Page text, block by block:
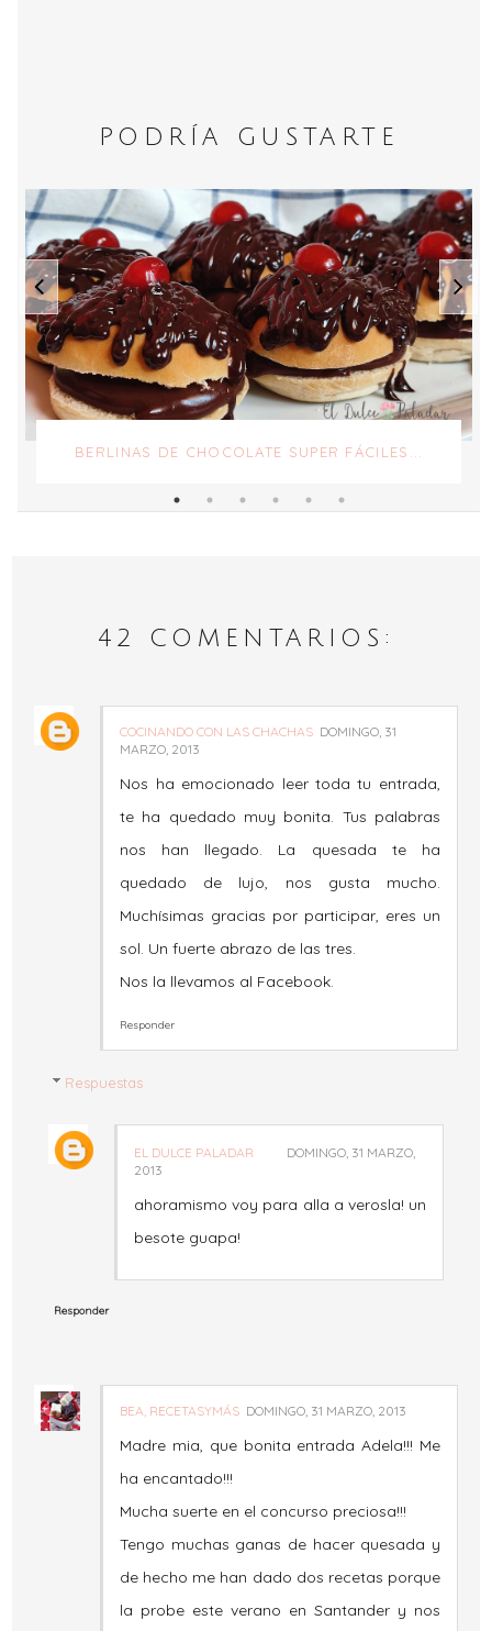
PODRÍA GUSTARTE
BERLINAS DE CHOCOLATE SUPER FÁCILES...
42 COMENTARIOS:
COCINANDO CON LAS CHACHAS DOMINGO, 31
MARZO, 2013
Nos ha emocionado leer toda tu entrada,
te ha quedado muy bonita. Tus palabras
nos han llegado. La quesada te ha
quedado de lujo, nos gusta mucho.
Muchísimas gracias por participar, eres un
sol. Un fuerte abrazo de las tres.
Nos la llevamos al Facebook.
Responder
Respuestas
EL DULCE PALADAR
DOMINGO, 31 MARZO,
2013
ahoramismo voy para alla a verosla! un
besote guapa!
Responder
BEA, RECETASYMÁS DOMINGO, 31 MARZO, 2013
Madre mia, que bonita entrada Adela!!! Me
ha encantado!!!
Mucha suerte en el concurso preciosa!!!
Tengo muchas ganas de hacer quesada y
de hecho me han dado dos recetas porque
la probe este verano en Santander y nos